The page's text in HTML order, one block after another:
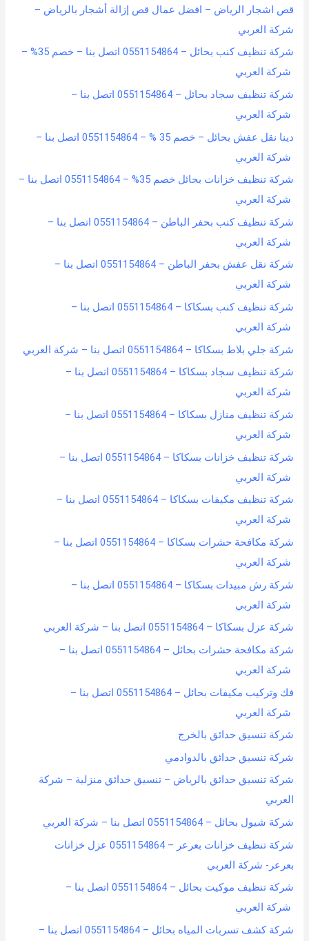
قص اشجار الرياض – افضل عمال قص إزالة أشجار بالرياض –
شركة العربي
شركة تنظيف كنب بحائل – 0551154864 اتصل بنا – خصم 35% –
شركة العربي
شركة تنظيف سجاد بحائل – 0551154864 اتصل بنا –
شركة العربي
دينا نقل عفش بحائل – خصم 35 % – 0551154864 اتصل بنا –
شركة العربي
شركة تنظيف خزانات بحائل خصم 35% – 0551154864 اتصل بنا –
شركة العربي
شركة تنظيف كنب بحفر الباطن – 0551154864 اتصل بنا –
شركة العربي
شركة نقل عفش بحفر الباطن – 0551154864 اتصل بنا –
شركة العربي
شركة تنظيف كنب بسكاكا – 0551154864 اتصل بنا –
شركة العربي
شركة جلي بلاط بسكاكا – 0551154864 اتصل بنا – شركة العربي
شركة تنظيف سجاد بسكاكا – 0551154864 اتصل بنا –
شركة العربي
شركة تنظيف منازل بسكاكا – 0551154864 اتصل بنا –
شركة العربي
شركة تنظيف خزانات بسكاكا – 0551154864 اتصل بنا –
شركة العربي
شركة تنظيف مكيفات بسكاكا – 0551154864 اتصل بنا –
شركة العربي
شركة مكافحة حشرات بسكاكا – 0551154864 اتصل بنا –
شركة العربي
شركة رش مبيدات بسكاكا – 0551154864 اتصل بنا –
شركة العربي
شركة عزل بسكاكا – 0551154864 اتصل بنا – شركة العربي
شركة مكافحة حشرات بحائل – 0551154864 اتصل بنا –
شركة العربي
فك وتركيب مكيفات بحائل – 0551154864 اتصل بنا –
شركة العربي
شركة تنسيق حدائق بالخرج
شركة تنسيق حدائق بالدوادمي
شركة تنسيق حدائق بالرياض – تنسيق حدائق منزلية – شركة
العربي
شركة شيول بحائل – 0551154864 اتصل بنا – شركة العربي
شركة تنظيف خزانات بعرعر – 0551154864 عزل خزانات
بعرعر- شركة العربي
شركة تنظيف موكيت بحائل – 0551154864 اتصل بنا –
شركة العربي
شركة كشف تسربات المياه بحائل – 0551154864 اتصل بنا –